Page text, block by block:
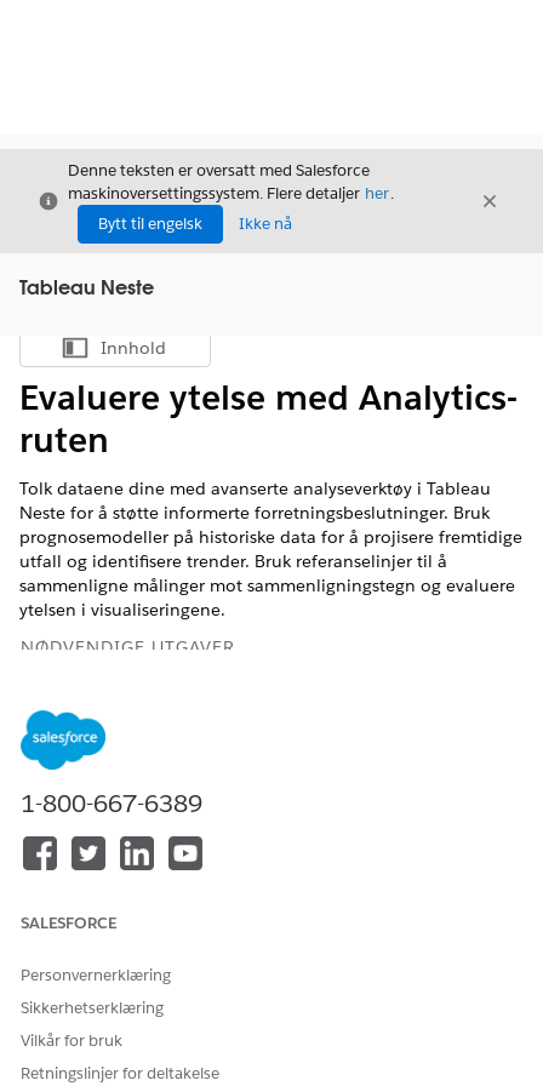
Avslutt
Denne teksten er oversatt med Salesforce
maskinoversettingssystem. Flere detaljer her.
Bytt til engelsk
Ikke nå
Avslutt
Tableau Neste
Vis innholdsfortegnelse
Innhold
Evaluere ytelse med Analytics-
ruten
Tolk dataene dine med avanserte analyseverktøy i Tableau
Neste for å støtte informerte forretningsbeslutninger. Bruk
prognosemodeller på historiske data for å projisere fremtidige
utfall og identifisere trender. Bruk referanselinjer til å
sammenligne målinger mot sammenligningstegn og evaluere
ytelsen i visualiseringene.
NØDVENDIGE UTGAVER
Se støttede versjoner.
Prognoser med Tableau Neste
fremtidige utfall som veileder forretningsbeslutninger. Du
kan velge prognosemodellen som skal brukes, angi hvor
langt frem i tid prognosen skal gå, og definere tidsrommet
Alle valgte målinger bruker de samme
forutsigelsesintervall.
Bruke referanselinjer på neste Tableau-visualiseringer
Bruk referanselinjer i Tableau Neste til å evaluere ytelsen
mot sammenligningsverdier, som kundetilfredshetsscore
1-800-667-6389
SALESFORCE
Personvernerklæring
Sikkerhetserklæring
Vilkår for bruk
Retningslinjer for deltakelse